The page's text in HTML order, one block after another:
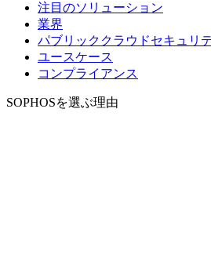
注目のソリューション
業界
パブリッククラウドセキュリ
ユースケース
コンプライアンス
SOPHOSを選ぶ理由